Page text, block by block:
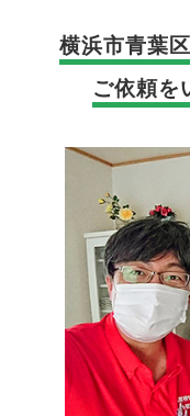
横浜市青葉
ご依頼を